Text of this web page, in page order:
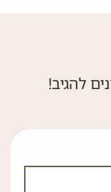
להגיב!
את השדה הזה